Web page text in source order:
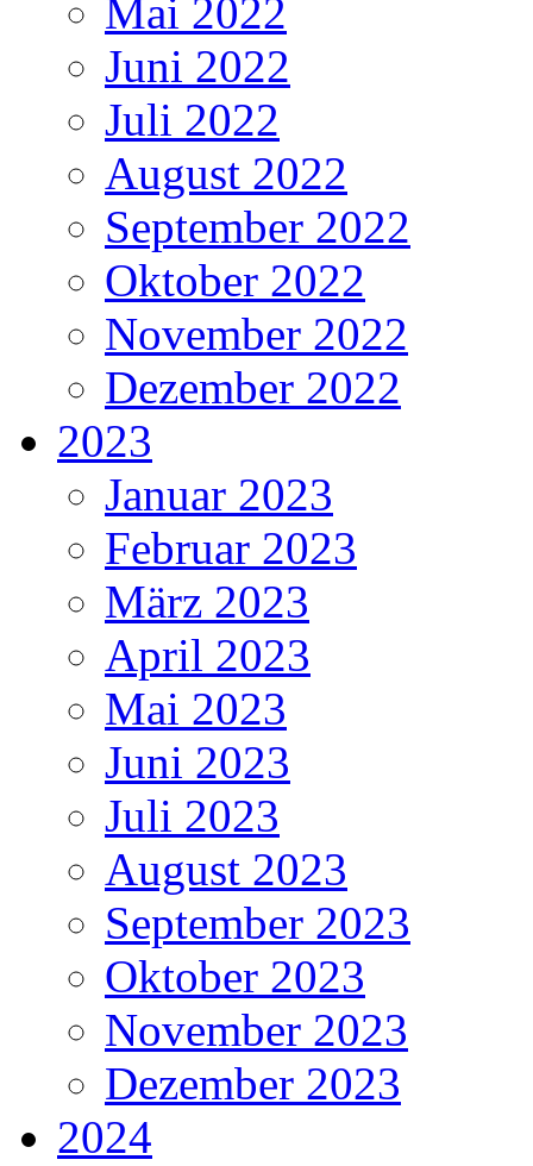
Mai 2022
Juni 2022
Juli 2022
August 2022
September 2022
Oktober 2022
November 2022
Dezember 2022
2023
Januar 2023
Februar 2023
März 2023
April 2023
Mai 2023
Juni 2023
Juli 2023
August 2023
September 2023
Oktober 2023
November 2023
Dezember 2023
2024